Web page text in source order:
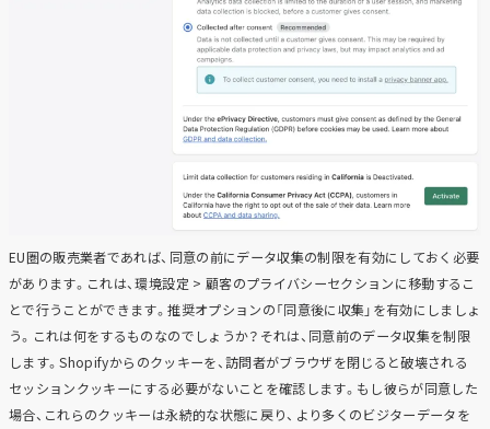
EU圏の販売業者であれば、同意の前にデータ収集の制限を有効にしておく必要
があります。これは、環境設定 > 顧客のプライバシーセクションに移動するこ
とで行うことができます。推奨オプションの「同意後に収集」を有効にしましょ
う。これは何をするものなのでしょうか？それは、同意前のデータ収集を制限
します。Shopifyからのクッキーを、訪問者がブラウザを閉じると破壊される
セッションクッキーにする必要がないことを確認します。もし彼らが同意した
場合、これらのクッキーは永続的な状態に戻り、より多くのビジターデータを